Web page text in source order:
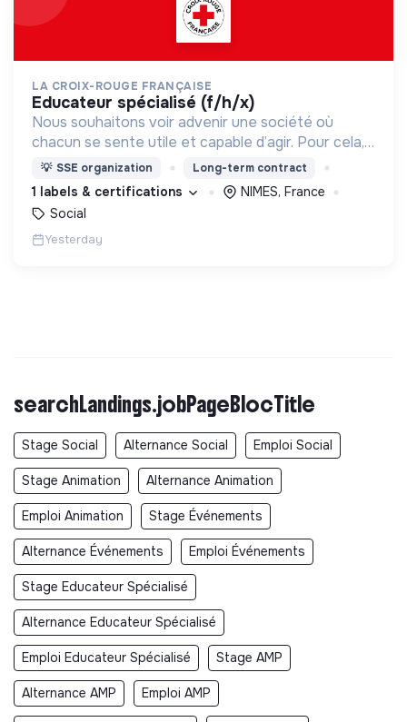
LA CROIX-ROUGE FRANÇAISE
educateur spécialisé (f/h/x)
Nous souhaitons voir advenir une société où
chacun se sente utile et capable d’agir. Pour cela,
nous proposons des moyens et des lieux
d’engagement innovants et adaptés à tous.
💡 SSE organization Long-term contract
1 labels & certifications
NIMES, France
Social
Yesterday
searchLandings.jobPageBlocTitle
Stage Social Alternance Social Emploi Social
Stage Animation Alternance Animation
Emploi Animation Stage Événements
Alternance Événements Emploi Événements
Stage Educateur Spécialisé
Alternance Educateur Spécialisé
Emploi Educateur Spécialisé Stage AMP
Alternance AMP Emploi AMP